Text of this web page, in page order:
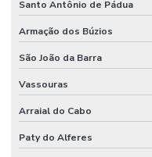
Santo Antônio de Pádua
Armação dos Búzios
São João da Barra
Vassouras
Arraial do Cabo
Paty do Alferes